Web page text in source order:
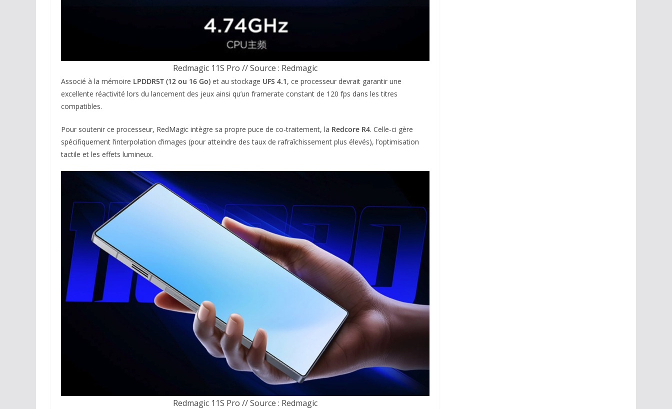
Redmagic 11S Pro // Source : Redmagic
Associé à la mémoire LPDDR5T (12 ou 16 Go) et au stockage UFS 4.1, ce processeur devrait garantir une
excellente réactivité lors du lancement des jeux ainsi qu’un framerate constant de 120 fps dans les titres
compatibles.
Pour soutenir ce processeur, RedMagic intègre sa propre puce de co-traitement, la Redcore R4. Celle-ci gère
spécifiquement l’interpolation d’images (pour atteindre des taux de rafraîchissement plus élevés), l’optimisation
tactile et les effets lumineux.
Redmagic 11S Pro // Source : Redmagic